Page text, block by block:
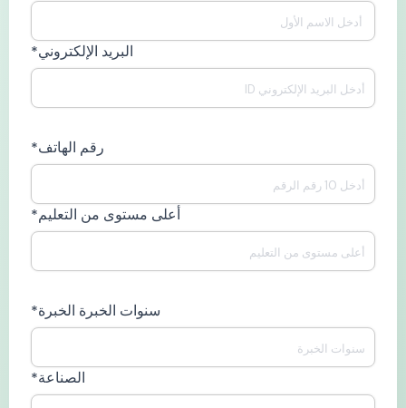
البريد الإلكتروني*
رقم الهاتف*
أعلى مستوى من التعليم*
سنوات الخبرة الخبرة*
الصناعة*